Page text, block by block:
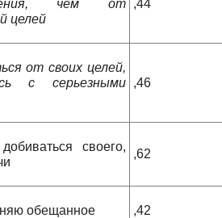
чем от
целей
,44
от своих целей,
с серьезными ,46
своего,
,62
обещанное ,42